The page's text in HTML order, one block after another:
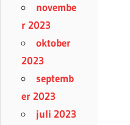
novembe
r 2023
oktober
2023
septemb
er 2023
juli 2023